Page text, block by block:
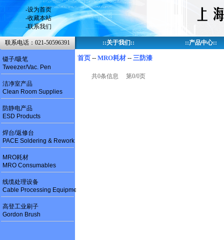
镊子/吸笔
Tweezer/Vac. Pen
洁净室产品
Clean Room Supplies
防静电产品
ESD Products
焊台/返修台
PACE Soldering & Rework
MRO耗材
MRO Consumables
线缆处理设备
Cable Processing Equipment
高登工业刷子
Gordon Brush
-设为首页
-收藏本站
-联系我们
联系电话：021-50596391 ::关于我们 :: ::产品中心::
首页 -- MRO耗材 -- 三防漆
共0条信息 第0/0页